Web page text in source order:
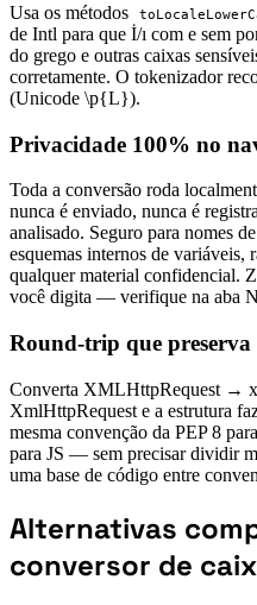
Usa os métodos
de Intl para que İ/ı com e sem
do grego e outras caixas
corretamente. O tokenizador
(Unicode \p{L}).
Privacidade 100% no
Toda a conversão roda
nunca é enviado, nunca é
analisado. Seguro para nomes
esquemas internos de variáveis,
qualquer material confidencial.
você digita — verifique na aba
Round-trip que preserva
Converta XMLHttpRequest →
XmlHttpRequest e a estrutura
mesma convenção da PEP 8
para JS — sem precisar dividir
uma base de código entre
Alternativas
conversor de